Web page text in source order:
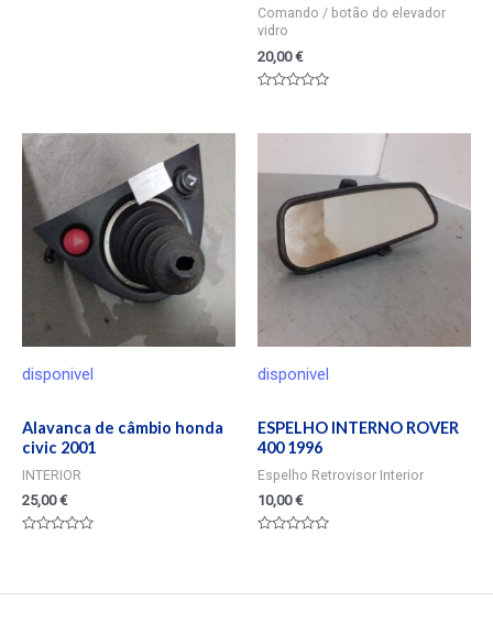
Comando / botão do elevador
vidro
20,00€
disponivel
Alavanca de câmbio honda
civic 2001
INTERIOR
25,00€
5
disponivel
ESPELHO INTERNO ROVER
400 1996
Espelho Retrovisor Interior
10,00€
5